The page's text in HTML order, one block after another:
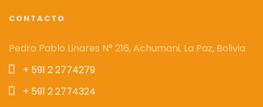
CONTACTO
Pedro Pablo Linares N° 216, Achumani, La Paz, Bolivia
+ 591 2 2774279
+ 591 2 2774324